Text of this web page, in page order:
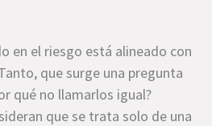
en el riesgo está alineado con
que surge una pregunta
qué no llamarlos igual?
que se trata solo de una